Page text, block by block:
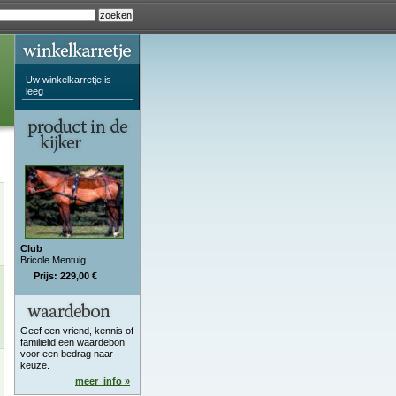
Uw winkelkarretje is
leeg
Club
Bricole Mentuig
Prijs: 229,00 €
Geef een vriend, kennis of
familielid een waardebon
voor een bedrag naar
keuze.
meer_info »